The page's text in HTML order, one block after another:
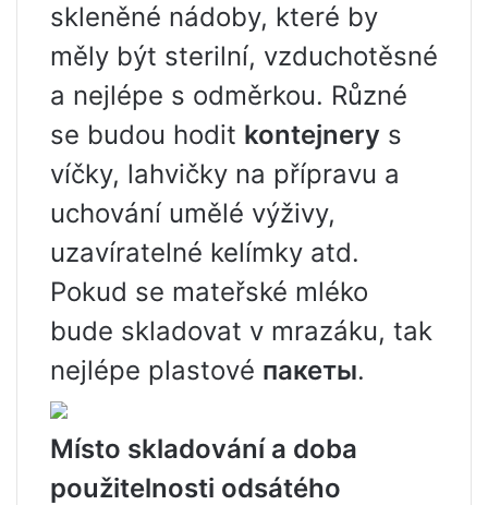
skleněné nádoby, které by
měly být sterilní, vzduchotěsné
a nejlépe s odměrkou. Různé
se budou hodit kontejnery s
víčky, lahvičky na přípravu a
uchování umělé výživy,
uzavíratelné kelímky atd.
Pokud se mateřské mléko
bude skladovat v mrazáku, tak
nejlépe plastové пакеты.
Místo skladování a doba
použitelnosti odsátého